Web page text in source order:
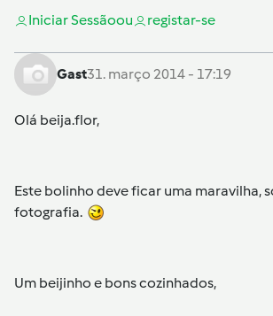
Iniciar Sessãoou registar-se
Gast31. março 2014 - 17:19
Olá beija.flor,
Este bolinho deve ficar uma maravilha,
fotografia.
Um beijinho e bons cozinhados,